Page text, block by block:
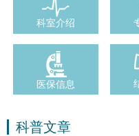
科室介绍
医保信息
科普文章